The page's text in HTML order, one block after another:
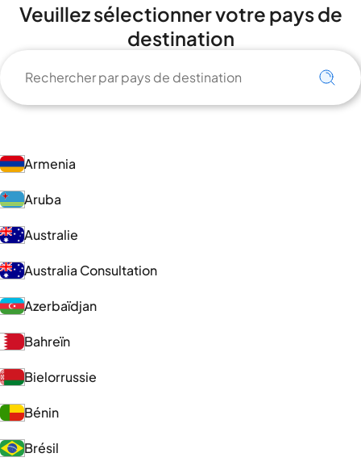
Veuillez sélectionner votre pays de
destination
Armenia
Aruba
Australie
Australia Consultation
Azerbaïdjan
Bahreïn
Bielorrussie
Bénin
Brésil